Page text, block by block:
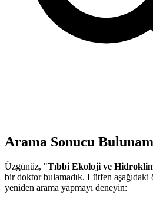
Arama Sonucu
Üzgünüz, "Tıbbi Ekoloji ve
bir doktor bulamadık. Lütfen
yeniden arama yapmayı deneyin: